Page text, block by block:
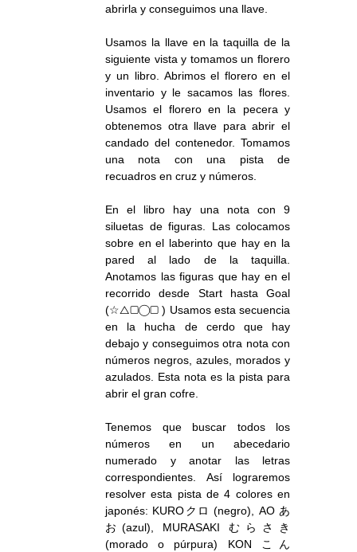
abrirla y conseguimos una llave.
Usamos la llave en la taquilla de la
siguiente vista y tomamos un florero
y un libro. Abrimos el florero en el
inventario y le sacamos las flores.
Usamos el florero en la pecera y
obtenemos otra llave para abrir el
candado del contenedor. Tomamos
una nota con una pista de
recuadros en cruz y números.
En el libro hay una nota con 9
siluetas de figuras. Las colocamos
sobre en el laberinto que hay en la
pared al lado de la taquilla.
Anotamos las figuras que hay en el
recorrido desde Start hasta Goal
(☆△▢◯▢ ) Usamos esta secuencia
en la hucha de cerdo que hay
debajo y conseguimos otra nota con
números negros, azules, morados y
azulados. Esta nota es la pista para
abrir el gran cofre.
Tenemos que buscar todos los
números en un abecedario
numerado y anotar las letras
correspondientes. Así lograremos
resolver esta pista de 4 colores en
japonés: KUROクロ (negro), AO あ
お(azul), MURASAKI むらさき
(morado o púrpura) KON こん